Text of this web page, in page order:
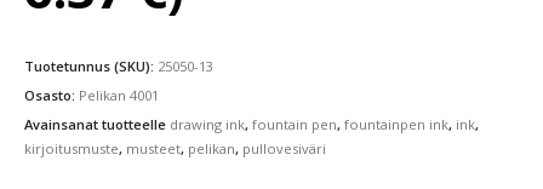
Tuotetunnus (SKU): 25050-13
Osasto: Pelikan 4001
Avainsanat tuotteelle drawing ink, fountain pen, fountainpen ink, ink,
kirjoitusmuste, musteet, pelikan, pullovesiväri